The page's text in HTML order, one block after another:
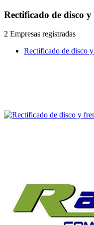
Rectificado de disco
2 Empresas registradas
Rectificado de disco